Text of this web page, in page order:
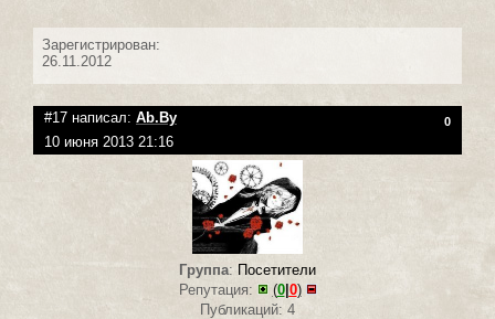
Зарегистрирован:
26.11.2012
#17 написал: Ab.By 0
10 июня 2013 21:16
Группа: Посетители
Репутация:
(0|0)
Публикаций: 4